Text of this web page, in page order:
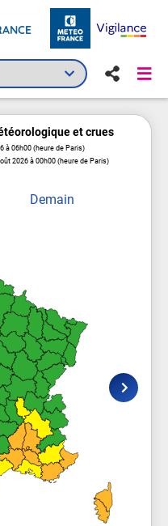
et crues
à 06h00 (heure de Paris)
2026 à 00h00 (heure de Paris)
Demain